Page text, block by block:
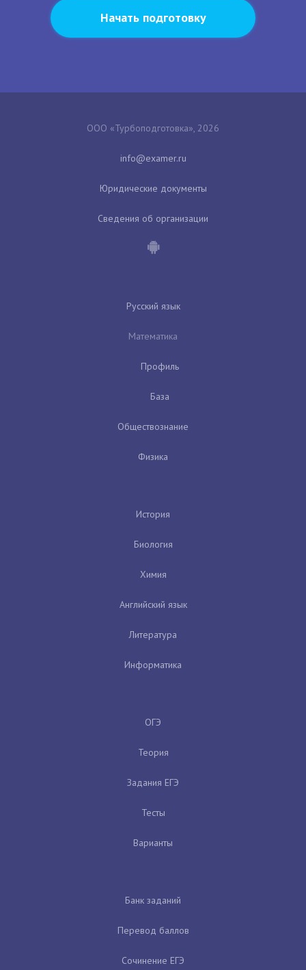
Начать подготовку
ООО «Турбоподготовка», 2026
Юридические документы
Сведения об организации
Русский язык
Математика
Профиль
База
Обществознание
Физика
История
Биология
Химия
Английский язык
Литература
Информатика
ОГЭ
Теория
Задания ЕГЭ
Тесты
Варианты
Банк заданий
Перевод баллов
Сочинение ЕГЭ